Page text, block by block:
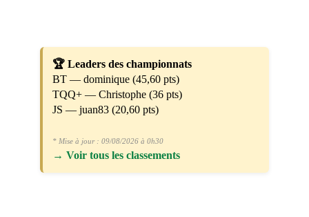
🏆 Leaders des championnats
BT — dominique (45,60 pts)
TQQ+ — Christophe (36 pts)
JS — juan83 (20,60 pts)
* Mise à jour : 09/08/2026 à 0h30
→ Voir tous les classements